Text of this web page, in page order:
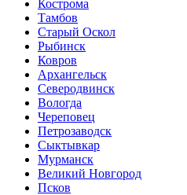
Кострома
Тамбов
Старый Оскол
Рыбинск
Ковров
Архангельск
Северодвинск
Вологда
Череповец
Петрозаводск
Сыктывкар
Мурманск
Великий Новгород
Псков